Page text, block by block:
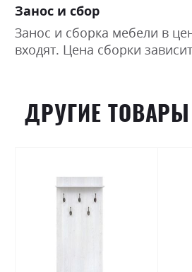
Занос и сбор
Занос и сборка мебели в
входят. Цена сборки
ДРУГИЕ